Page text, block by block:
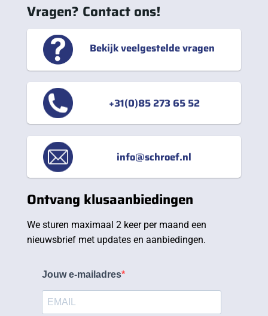
Vragen? Contact ons!
Bekijk veelgestelde vragen
+31(0)85 273 65 52
info@schroef.nl
Ontvang klusaanbiedingen
We sturen maximaal 2 keer per maand een
nieuwsbrief met updates en aanbiedingen.
Jouw e-mailadres